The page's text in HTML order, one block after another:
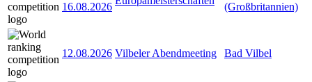
16.08.2026
(Großbritannien)
12.08.2026 Vilbeler Abendmeeting Bad Vilbel